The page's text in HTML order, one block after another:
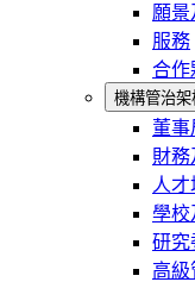
願景
服務
合作
機構管治架
董事
財務
人
學校
研究
高級